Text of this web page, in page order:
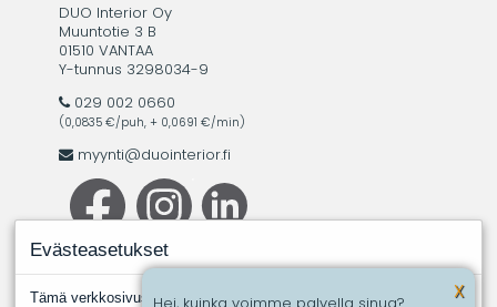
DUO Interior Oy
Muuntotie 3 B
01510 VANTAA
Y-tunnus 3298034-9
029 002 0660
(0,0835 €/puh, + 0,0691 €/min)
myynti@duointerior.fi
X
Evästeasetukset
Tämä verkkosivusto käyttää evästeitä. Evästeistä välttämättömiksi